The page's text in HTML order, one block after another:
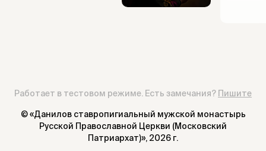
Работает в тестовом режиме. Есть замечания? Пишите
© «Данилов ставропигиальный мужской монастырь
Русской Православной Церкви (Московский
Патриархат)», 2026 г.